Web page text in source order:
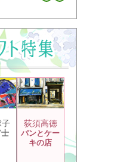
子
荻須高徳
パンとケー
キの店